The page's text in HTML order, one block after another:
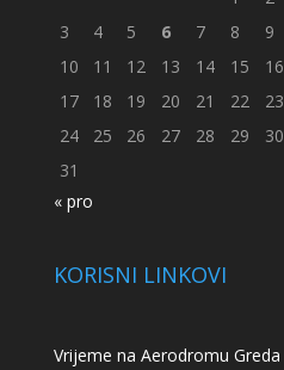
3
4 5 6 7 8
9
10
11 12 13 14 15
16
17
18 19 20 21 22
23
24
25 26 27 28 29
30
31
« pro
KORISNI LINKOVI
Vrijeme na Aerodromu Greda